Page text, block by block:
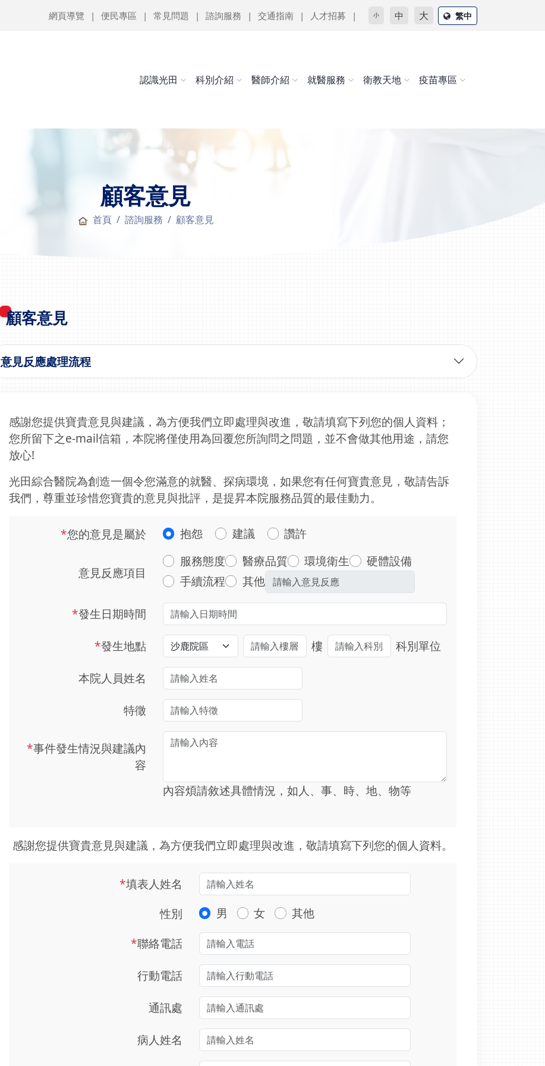
網頁導覽 便民專區 常見問題 諮詢服務 交通指南 人才招募 小 中 大 繁中
認識光田 科別介紹 醫師介紹 就醫服務 衛教天地 疫苗專區
顧客意見
首頁 諮詢服務 顧客意見
顧客意見
意見反應處理流程
感謝您提供寶貴意見與建議，為方便我們立即處理與改進，敬請填寫下列您的個人資料；
您所留下之e-mail信箱，本院將僅使用為回覆您所詢問之問題，並不會做其他用途，請您
放心!
光田綜合醫院為創造一個令您滿意的就醫、探病環境，如果您有任何寶貴意見，敬請告訴
我們，尊重並珍惜您寶貴的意見與批評，是提昇本院服務品質的最佳動力。
*您的意見是屬於 抱怨 建議 讚許
意見反應項目
服務態度 醫療品質 環境衛生
硬體設備
手續流程
其他
*發生日期時間
*發生地點 樓
科別單位
本院人員姓名
特徵
*事件發生情況與建議內
容
內容煩請敘述具體情況，如人、事、時、地、物等
感謝您提供寶貴意見與建議，為方便我們立即處理與改進，敬請填寫下列您的個人資料。
*填表人姓名
性別
男 女
其他
*聯絡電話
行動電話
通訊處
病人姓名